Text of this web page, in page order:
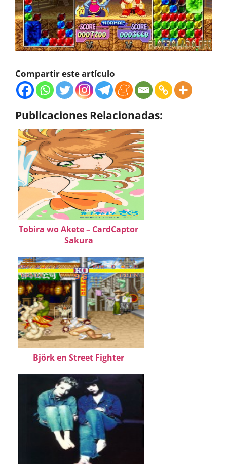
Compartir este artículo
Publicaciones Relacionadas:
Tobira wo Akete – CardCaptor
Sakura
Björk en Street Fighter